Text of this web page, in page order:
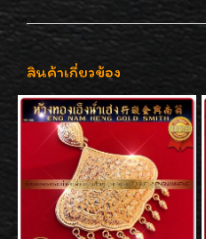
สินค้าเกี่ยวข้อง